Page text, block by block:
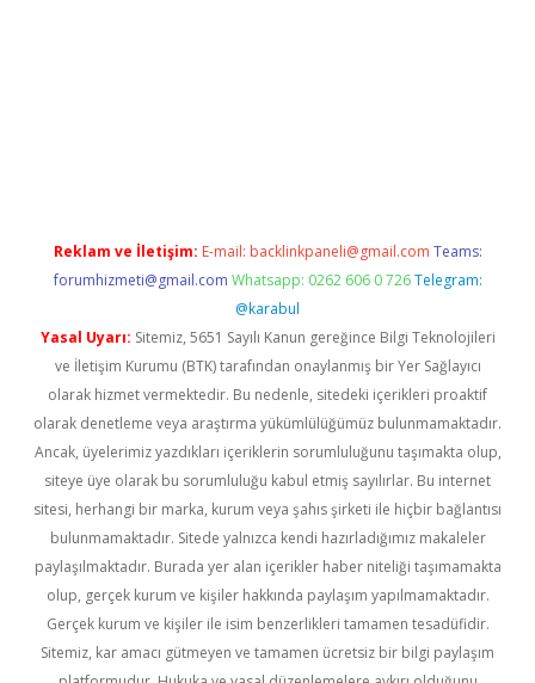
Reklam ve İletişim: E-mail: backlinkpaneli@gmail.com Teams:
forumhizmeti@gmail.com Whatsapp: 0262 606 0 726 Telegram:
@karabul
Yasal Uyarı: Sitemiz, 5651 Sayılı Kanun gereğince Bilgi Teknolojileri
ve İletişim Kurumu (BTK) tarafından onaylanmış bir Yer Sağlayıcı
olarak hizmet vermektedir. Bu nedenle, sitedeki içerikleri proaktif
olarak denetleme veya araştırma yükümlülüğümüz bulunmamaktadır.
Ancak, üyelerimiz yazdıkları içeriklerin sorumluluğunu taşımakta olup,
siteye üye olarak bu sorumluluğu kabul etmiş sayılırlar. Bu internet
sitesi, herhangi bir marka, kurum veya şahıs şirketi ile hiçbir bağlantısı
bulunmamaktadır. Sitede yalnızca kendi hazırladığımız makaleler
paylaşılmaktadır. Burada yer alan içerikler haber niteliği taşımamakta
olup, gerçek kurum ve kişiler hakkında paylaşım yapılmamaktadır.
Gerçek kurum ve kişiler ile isim benzerlikleri tamamen tesadüfidir.
Sitemiz, kar amacı gütmeyen ve tamamen ücretsiz bir bilgi paylaşım